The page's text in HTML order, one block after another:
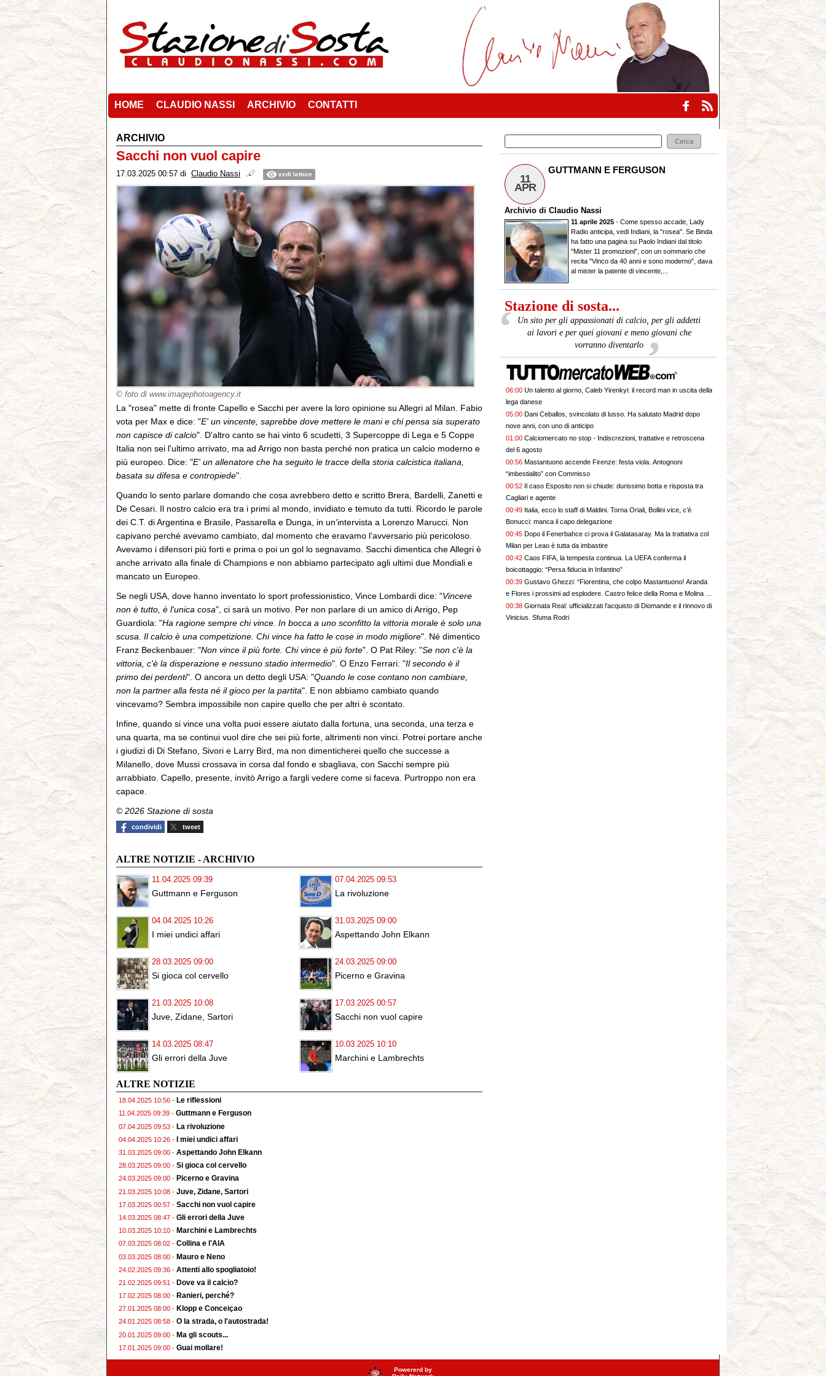
HOME CLAUDIO NASSI ARCHIVIO CONTATTI
ARCHIVIO
Sacchi non vuol capire
17.03.2025 00:57 di Claudio Nassi vedi letture
© foto di www.imagephotoagency.it
La "rosea" mette di fronte Capello e Sacchi per avere la loro opinione su Allegri al Milan. Fabio
vota per Max e dice: "E' un vincente, saprebbe dove mettere le mani e chi pensa sia superato
non capisce di calcio". D'altro canto se hai vinto 6 scudetti, 3 Supercoppe di Lega e 5 Coppe
Italia non sei l'ultimo arrivato, ma ad Arrigo non basta perché non pratica un calcio moderno e
più europeo. Dice: "E' un allenatore che ha seguito le tracce della storia calcistica italiana,
basata su difesa e contropiede".
Quando lo sento parlare domando che cosa avrebbero detto e scritto Brera, Bardelli, Zanetti e
De Cesari. Il nostro calcio era tra i primi al mondo, invidiato e temuto da tutti. Ricordo le parole
dei C.T. di Argentina e Brasile, Passarella e Dunga, in un'intervista a Lorenzo Marucci. Non
capivano perché avevamo cambiato, dal momento che eravamo l'avversario più pericoloso.
Avevamo i difensori più forti e prima o poi un gol lo segnavamo. Sacchi dimentica che Allegri è
anche arrivato alla finale di Champions e non abbiamo partecipato agli ultimi due Mondiali e
mancato un Europeo.
Se negli USA, dove hanno inventato lo sport professionistico, Vince Lombardi dice: "Vincere
non è tutto, è l'unica cosa", ci sarà un motivo. Per non parlare di un amico di Arrigo, Pep
Guardiola: "Ha ragione sempre chi vince. In bocca a uno sconfitto la vittoria morale è solo una
scusa. Il calcio è una competizione. Chi vince ha fatto le cose in modo migliore". Né dimentico
Franz Beckenbauer: "Non vince il più forte. Chi vince è più forte". O Pat Riley: "Se non c'è la
vittoria, c'è la disperazione e nessuno stadio intermedio". O Enzo Ferrari: "Il secondo è il
primo dei perdenti". O ancora un detto degli USA: "Quando le cose contano non cambiare,
non la partner alla festa né il gioco per la partita". E non abbiamo cambiato quando
vincevamo? Sembra impossibile non capire quello che per altri è scontato.
Infine, quando si vince una volta puoi essere aiutato dalla fortuna, una seconda, una terza e
una quarta, ma se continui vuol dire che sei più forte, altrimenti non vinci. Potrei portare anche
i giudizi di Di Stefano, Sivori e Larry Bird, ma non dimenticherei quello che successe a
Milanello, dove Mussi crossava in corsa dal fondo e sbagliava, con Sacchi sempre più
arrabbiato. Capello, presente, invitò Arrigo a fargli vedere come si faceva. Purtroppo non era
capace.
© 2026 Stazione di sosta
condividi tweet
ALTRE NOTIZIE - ARCHIVIO
11.04.2025 09:39
Guttmann e Ferguson
07.04.2025 09:53
La rivoluzione
04.04.2025 10:26
I miei undici affari
31.03.2025 09:00
Aspettando John Elkann
28.03.2025 09:00
Si gioca col cervello
24.03.2025 09:00
Picerno e Gravina
21.03.2025 10:08
Juve, Zidane, Sartori
17.03.2025 00:57
Sacchi non vuol capire
14.03.2025 08:47
Gli errori della Juve
10.03.2025 10:10
Marchini e Lambrechts
ALTRE NOTIZIE
18.04.2025 10:56 - Le riflessioni
11.04.2025 09:39 - Guttmann e Ferguson
07.04.2025 09:53 - La rivoluzione
04.04.2025 10:26 - I miei undici affari
31.03.2025 09:00 - Aspettando John Elkann
28.03.2025 09:00 - Si gioca col cervello
24.03.2025 09:00 - Picerno e Gravina
21.03.2025 10:08 - Juve, Zidane, Sartori
17.03.2025 00:57 - Sacchi non vuol capire
14.03.2025 08:47 - Gli errori della Juve
10.03.2025 10:10 - Marchini e Lambrechts
07.03.2025 08:02 - Collina e l'AIA
03.03.2025 08:00 - Mauro e Neno
24.02.2025 09:36 - Attenti allo spogliatoio!
21.02.2025 09:51 - Dove va il calcio?
17.02.2025 08:00 - Ranieri, perché?
27.01.2025 08:00 - Klopp e Conceiçao
24.01.2025 08:58 - O la strada, o l'autostrada!
20.01.2025 09:00 - Ma gli scouts...
17.01.2025 09:00 - Guai mollare!
11
APR
GUTTMANN E FERGUSON
Archivio di Claudio Nassi
11 aprile 2025 - Come spesso accade, Lady
Radio anticipa, vedi Indiani, la "rosea". Se Binda
ha fatto una pagina su Paolo Indiani dal titolo
"Mister 11 promozioni", con un sommario che
recita "Vinco da 40 anni e sono moderno", dava
al mister la patente di vincente,...
Stazione di sosta...
Un sito per gli appassionati di calcio, per gli addetti
ai lavori e per quei giovani e meno giovani che
vorranno diventarlo
06:00 Un talento al giorno, Caleb Yirenkyi: il record man in uscita della
lega danese
05:00 Dani Ceballos, svincolato di lusso. Ha salutato Madrid dopo
nove anni, con uno di anticipo
01:00 Calciomercato no stop - Indiscrezioni, trattative e retroscena
del 6 agosto
00:56 Mastantuono accende Firenze: festa viola. Antognoni
“imbestialito” con Commisso
00:52 Il caso Esposito non si chiude: durissimo botta e risposta tra
Cagliari e agente
00:49 Italia, ecco lo staff di Maldini. Torna Oriali, Bollini vice, c’è
Bonucci: manca il capo delegazione
00:45 Dopo il Fenerbahce ci prova il Galatasaray. Ma la trattativa col
Milan per Leao è tutta da imbastire
00:42 Caos FIFA, la tempesta continua. La UEFA conferma il
boicottaggio: “Persa fiducia in Infantino”
00:39 Gustavo Ghezzi: “Fiorentina, che colpo Mastantuono! Aranda
e Flores i prossimi ad esplodere. Castro felice della Roma e Molina è
un bel colpo”
00:38 Giornata Real: ufficializzati l'acquisto di Diomande e il rinnovo di
Vinicius. Sfuma Rodri
Powererd by